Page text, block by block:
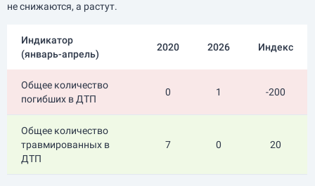
не снижаются, а растут.
Индикатор
(январь-апрель)
2020 2026 Индекс
Общее количество
погибших в ДТП
0 1 -200
Общее количество
травмированных в
ДТП
7 0 20